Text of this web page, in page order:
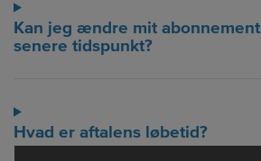
Kan jeg ændre mit
senere tidspunkt?
Hvad er aftalens løbetid?